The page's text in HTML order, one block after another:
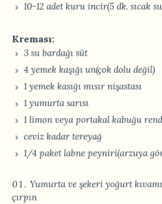
10-12 adet kuru incir(5 dk. sıcak
Kreması:
3 su bardağı süt
4 yemek kaşığı un(çok dolu değil)
1 yemek kasığı mısır nişastası
1 yumurta sarısı
1 limon veya portakal kabuğu
ceviz kadar tereyağ
1/4 paket labne peyniri(arzuya
Yumurta ve şekeri yoğurt
çırpın